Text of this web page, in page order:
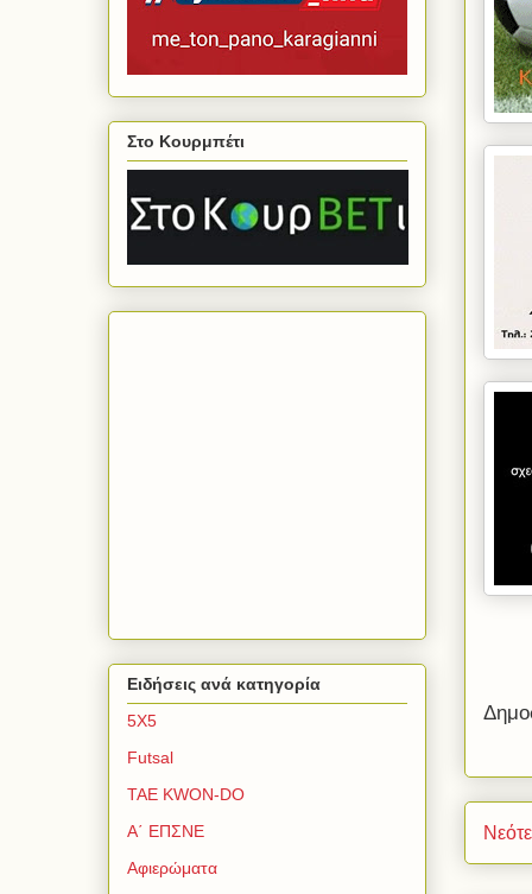
Στο Κουρμπέτι
Ειδήσεις ανά κατηγορία
5Χ5
Futsal
TAE KWON-DO
Α΄ ΕΠΣΝΕ
Αφιερώματα